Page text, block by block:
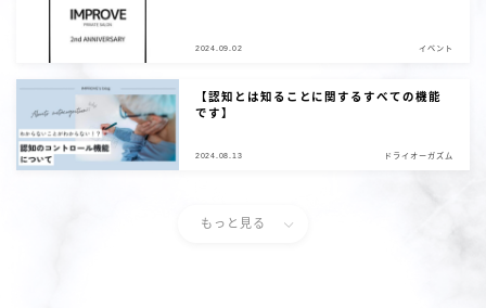
2024.09.02 イベント
【認知とは知ることに関するすべての機能
です】
2024.08.13 ドライオーガズム
もっと見る